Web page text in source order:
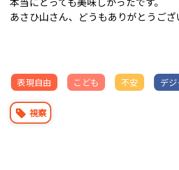
あさひ山さん、どうもありがとうござ
表現自由 こども 不安 デ
視察